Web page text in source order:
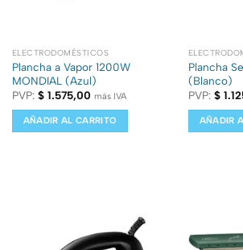
ELECTRODOMÉSTICOS
Plancha a Vapor 1200W
MONDIAL (Azul)
PVP: $1.575,00 más IVA
AÑADIR AL CARRITO
Plancha
(Blanco)
PVP: $
AÑADIR